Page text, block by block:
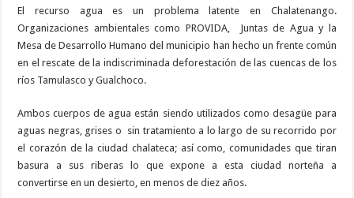
El recurso agua es un problema latente en Chalatenango.
Organizaciones ambientales como PROVIDA,
Juntas de Agua y la
Mesa de Desarrollo Humano del municipio han hecho un frente común
en el rescate de la indiscriminada deforestación de las cuencas de los
ríos Tamulasco y Gualchoco.
Ambos cuerpos de agua están siendo utilizados como desagüe para
aguas negras, grises o sin tratamiento a lo largo de su recorrido por
el corazón de la ciudad chalateca; así como, comunidades que tiran
basura a sus riberas lo que expone a esta ciudad norteña a
convertirse en un desierto, en menos de diez años.